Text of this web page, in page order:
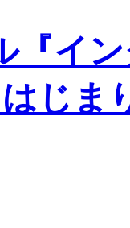
『イ
じま